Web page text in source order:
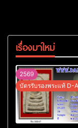
เรื่องมาใหม่
2569
บัตรรับรองพระแท้ D-